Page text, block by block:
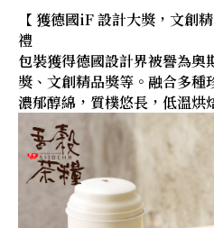
【 獲德國iF 設計大獎，文創
禮
包裝獲得德國設計界被譽為
獎、文創精品獎等。融合多種
濃郁醇綿，質樸悠長，低溫烘